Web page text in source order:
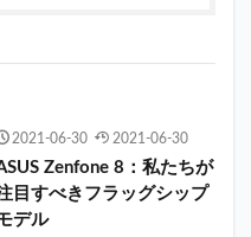
2021-06-30 2021-06-30
Zenfone 8：私たちが
目すべきフラッグシップ
デル